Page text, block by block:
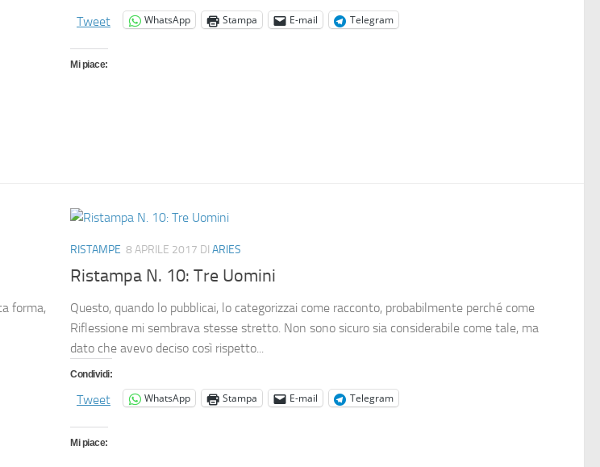
Tweet WhatsApp Stampa E-mail Telegram
Mi piace:
forma,
RISTAMPE 8 APRILE 2017 DI ARIES
Ristampa N. 10: Tre Uomini
Questo, quando lo pubblicai, lo categorizzai come racconto, probabilmente perché come
Riflessione mi sembrava stesse stretto. Non sono sicuro sia considerabile come tale, ma
dato che avevo deciso così rispetto...
Condividi:
Tweet WhatsApp Stampa E-mail Telegram
Mi piace: